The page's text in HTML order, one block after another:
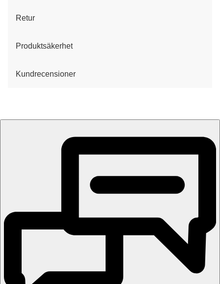
Retur
Produktsäkerhet
Kundrecensioner